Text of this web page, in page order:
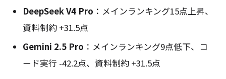
DeepSeek V4 Pro ：メインランキング15点上昇、
資料制約 +31.5点
Gemini 2.5 Pro ：メインランキング9点低下、コ
ード実行 -42.2点、資料制約 +31.5点